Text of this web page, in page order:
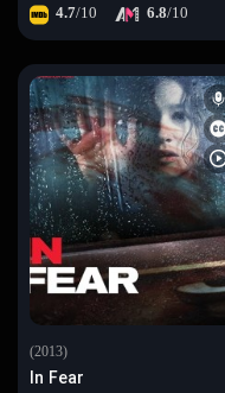
4.7/10 6.8/10
(2013)
In Fear